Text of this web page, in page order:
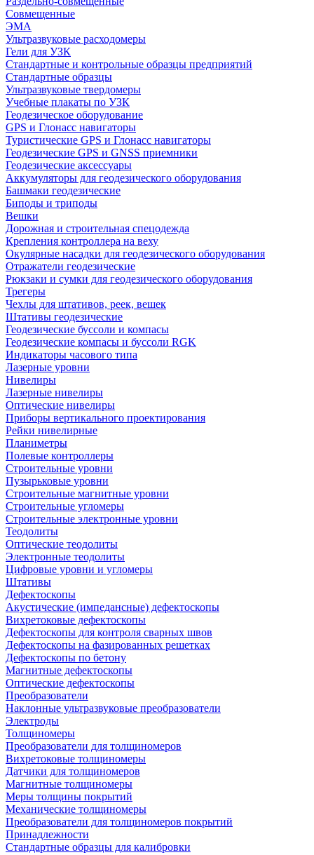
Совмещенные
ЭМА
Ультразвуковые расходомеры
Гели для УЗК
Стандартные и контрольные образцы предприятий
Стандартные образцы
Ультразвуковые твердомеры
Учебные плакаты по УЗК
Геодезическое оборудование
GPS и Глонасс навигаторы
Туристические GPS и Глонасс навигаторы
Геодезические GPS и GNSS приемники
Геодезические аксессуары
Аккумуляторы для геодезического оборудования
Башмаки геодезические
Биподы и триподы
Вешки
Дорожная и строительная спецодежда
Крепления контроллера на веху
Окулярные насадки для геодезического оборудования
Отражатели геодезические
Рюкзаки и сумки для геодезического оборудования
Трегеры
Чехлы для штативов, реек, вешек
Штативы геодезические
Геодезические буссоли и компасы
Геодезические компасы и буссоли RGK
Индикаторы часового типа
Лазерные уровни
Нивелиры
Лазерные нивелиры
Оптические нивелиры
Приборы вертикального проектирования
Рейки нивелирные
Планиметры
Полевые контроллеры
Строительные уровни
Пузырьковые уровни
Строительные магнитные уровни
Строительные угломеры
Строительные электронные уровни
Теодолиты
Оптические теодолиты
Электронные теодолиты
Цифровые уровни и угломеры
Штативы
Дефектоскопы
Акустические (импедансные) дефектоскопы
Вихретоковые дефектоскопы
Дефектоскопы для контроля сварных швов
Дефектоскопы на фазированных решетках
Дефектоскопы по бетону
Магнитные дефектоскопы
Оптические дефектоскопы
Преобразователи
Наклонные ультразвуковые преобразователи
Электроды
Толщиномеры
Преобразователи для толщиномеров
Вихретоковые толщиномеры
Датчики для толщиномеров
Магнитные толщиномеры
Меры толщины покрытий
Механические толщиномеры
Преобразователи для толщиномеров покрытий
Принадлежности
Стандартные образцы для калибровки